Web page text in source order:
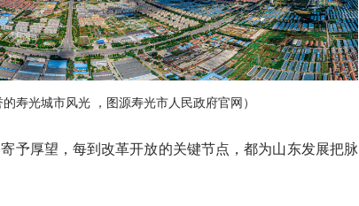
的寿光城市风光 ，图源寿光市人民政府官网）
予厚望，每到改革开放的关键节点，都为山东发展把脉